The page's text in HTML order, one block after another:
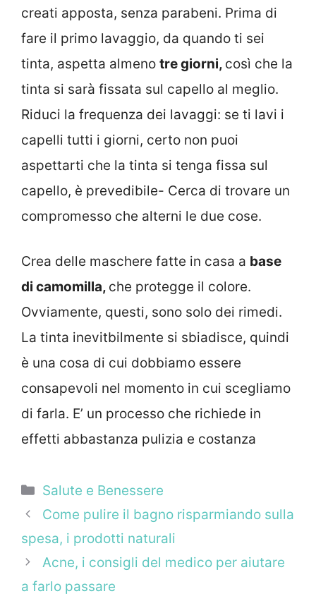
creati apposta, senza parabeni. Prima di
fare il primo lavaggio, da quando ti sei
tinta, aspetta almeno tre giorni, così che la
tinta si sarà fissata sul capello al meglio.
Riduci la frequenza dei lavaggi: se ti lavi i
capelli tutti i giorni, certo non puoi
aspettarti che la tinta si tenga fissa sul
capello, è prevedibile- Cerca di trovare un
compromesso che alterni le due cose.
Crea delle maschere fatte in casa a base
di camomilla, che protegge il colore.
Ovviamente, questi, sono solo dei rimedi.
La tinta inevitbilmente si sbiadisce, quindi
è una cosa di cui dobbiamo essere
consapevoli nel momento in cui scegliamo
di farla. E’ un processo che richiede in
effetti abbastanza pulizia e costanza
Categorie
Salute e Benessere
Come pulire il bagno risparmiando sulla
spesa, i prodotti naturali
Acne, i consigli del medico per aiutare
a farlo passare